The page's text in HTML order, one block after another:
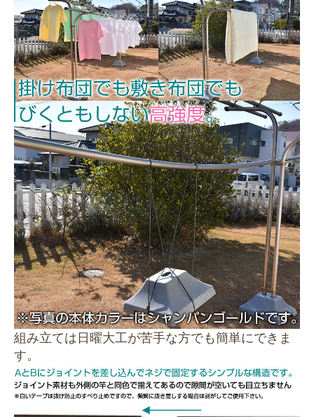
組み立ては日曜大工が苦手な方でも簡単にできま
す。